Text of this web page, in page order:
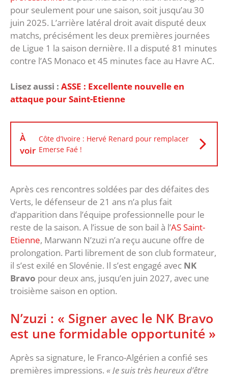
pour seulement pour une saison, soit jusqu’au 30
juin 2025. L’arrière latéral droit avait disputé deux
matchs, précisément les deux premières journées
de Ligue 1 la saison dernière. Il a disputé 81 minutes
contre l’AS Monaco et 45 minutes face au Havre AC.
Lisez aussi : ASSE : Excellente nouvelle en
attaque pour Saint-Etienne
À
voir
Côte d’Ivoire : Hervé Renard pour remplacer
Emerse Faé !
Après ces rencontres soldées par des défaites des
Verts, le défenseur de 21 ans n’a plus fait
d’apparition dans l’équipe professionnelle pour le
reste de la saison. A l’issue de son bail à l’AS Saint-
Etienne, Marwann N’zuzi n’a reçu aucune offre de
prolongation. Parti librement de son club formateur,
il s’est exilé en Slovénie. Il s’est engagé avec NK
Bravo pour deux ans, jusqu’en juin 2027, avec une
troisième saison en option.
N’zuzi : « Signer avec le NK Bravo
est une formidable opportunité »
Après sa signature, le Franco-Algérien a confié ses
premières impressions. « Je suis très heureux d’être